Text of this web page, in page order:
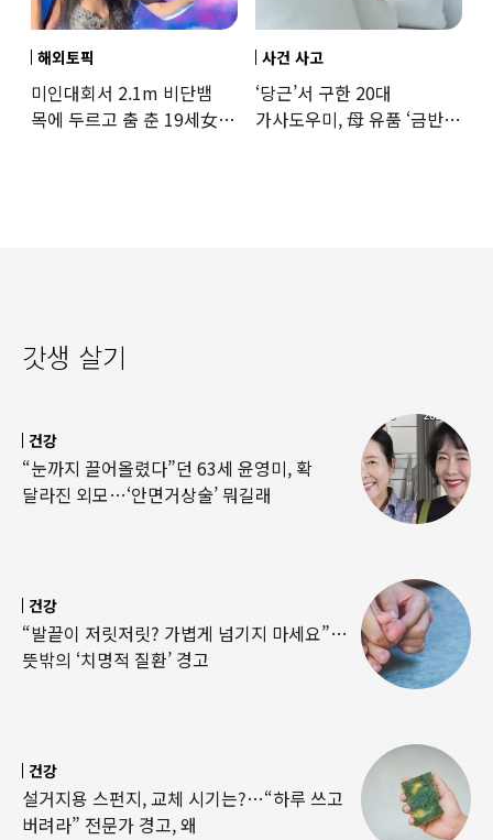
해외토픽
미인대회서 2.1m 비단뱀
목에 두르고 춤 춘 19세女
사건 사고
‘당근’서 구한 20대
가사도우미, 母 유품 ‘금반지
갓생 살기
건강
“눈까지 끌어올렸다”던 63세 윤영미, 확
달라진 외모…‘안면거상술’ 뭐길래
건강
“발끝이 저릿저릿? 가볍게 넘기지 마세요”…
뜻밖의 ‘치명적 질환’ 경고
건강
설거지용 스펀지, 교체 시기는?…“하루 쓰고
버려라” 전문가 경고, 왜